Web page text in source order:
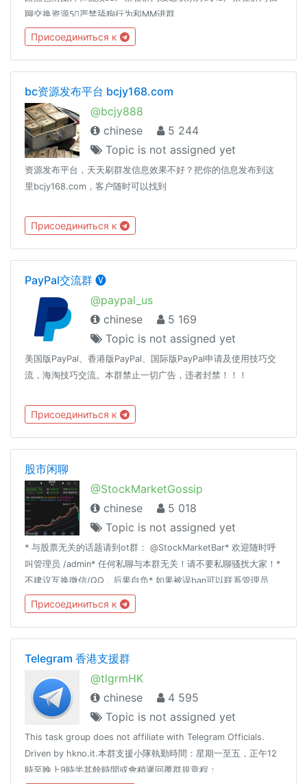
聊交换资源5⃣严禁舔狗行为和MM进群
Присоединиться к
bc资源发布平台 bcjy168.com
@bcjy888
chinese
5 244
Topic is not assigned yet
资源发布平台，天天刷群发信息效果不好？把你的信息发布到这
里bcjy168.com，客户随时可以找到
Присоединиться к
PayPal交流群 🅥
@paypal_us
chinese
5 169
Topic is not assigned yet
美国版PayPal、香港版PayPal、国际版PayPal申请及使用技巧交
流，海淘技巧交流。本群禁止一切广告，违者封禁！！！
Присоединиться к
股市闲聊
@StockMarketGossip
chinese
5 018
Topic is not assigned yet
* 与股票无关的话题请到ot群： @StockMarketBar* 欢迎随时呼
叫管理员 /admin* 任何私聊与本群无关！请不要私聊骚扰大家！*
不建议互换微信/QQ，后果自负* 如果被误ban可以联系管理员
@fTVaS79 。* 有意做管理的 @fTVaS79 关键字： 股票 美股 A
股 ETF 理财 经济 基金 股市 金融 财经 港股 闲聊 吹水 聊天
Присоединиться к
Telegram 香港支援群
@tlgrmHK
chinese
4 595
Topic is not assigned yet
This task group does not affiliate with Telegram Officials.
Driven by hkno.it.本群支援小隊執勤時間：星期一至五，正午12
時至晚上9時半其餘時間或會稍遲回覆群規章程：